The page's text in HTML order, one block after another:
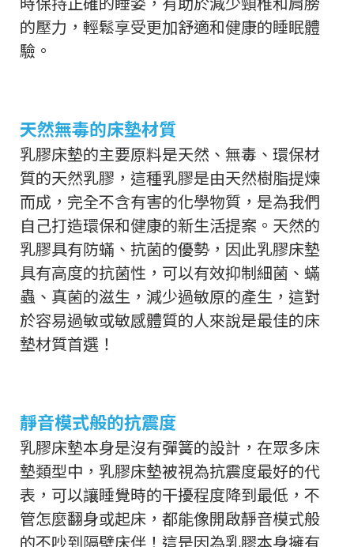
的壓力，輕鬆享受更加舒適和健康的睡眠體
驗。
天然無毒的床墊材質
乳膠床墊的主要原料是天然、無毒、環保材
質的天然乳膠，這種乳膠是由天然樹脂提煉
而成，完全不含有害的化學物質，是為我們
自己打造環保和健康的新生活提案。天然的
乳膠具有防蟎、抗菌的優勢，因此乳膠床墊
具有高度的抗菌性，可以有效抑制細菌、蟎
蟲、真菌的滋生，減少過敏原的產生，這對
於容易過敏或敏感體質的人來說是最佳的床
墊材質首選！
靜音模式般的抗震度
乳膠床墊本身是沒有彈簧的設計，在眾多床
墊類型中，乳膠床墊被視為抗震度最好的代
表，可以讓睡覺時的干擾程度降到最低，不
管怎麼翻身或起床，都能像開啟靜音模式般
的不吵到隔壁床伴！這是因為乳膠本身擁有